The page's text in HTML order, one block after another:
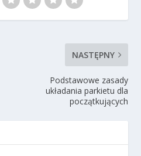
NASTĘPNY
Podstawowe zasady
układania parkietu dla
początkujących